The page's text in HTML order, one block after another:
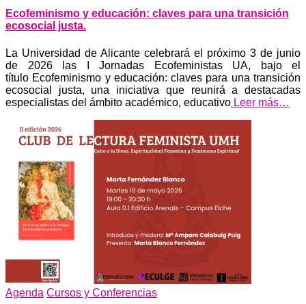
Ecofeminismo y educación: claves para una transición
ecosocial justa.
La Universidad de Alicante celebrará el próximo 3 de junio
de 2026 las I Jornadas Ecofeministas UA, bajo el
título Ecofeminismo y educación: claves para una transición
ecosocial justa, una iniciativa que reunirá a destacadas
especialistas del ámbito académico, educativo Leer más…
Agenda Cursos y Conferencias